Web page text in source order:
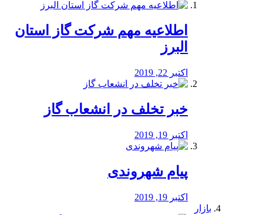
️اطلاعیه مهم شرکت گاز استان
البرز
اکتبر 22, 2019
خبر تخلف در انشعاب گاز
اکتبر 19, 2019
پیام شهروندی
اکتبر 19, 2019
بازار